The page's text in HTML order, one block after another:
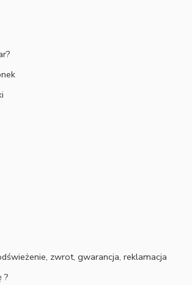
zwrot, gwarancja, reklamacja
?